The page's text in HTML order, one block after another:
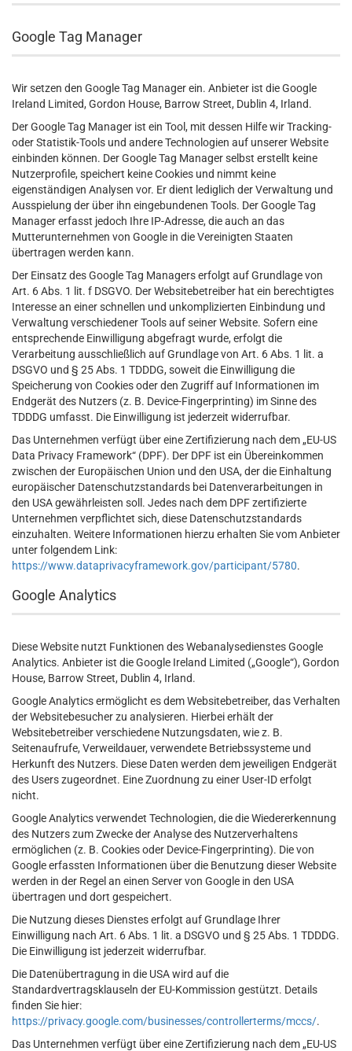
Google Tag Manager
Wir setzen den Google Tag Manager ein. Anbieter ist die Google
Ireland Limited, Gordon House, Barrow Street, Dublin 4, Irland.
Der Google Tag Manager ist ein Tool, mit dessen Hilfe wir Tracking-
oder Statistik-Tools und andere Technologien auf unserer Website
einbinden können. Der Google Tag Manager selbst erstellt keine
Nutzerprofile, speichert keine Cookies und nimmt keine
eigenständigen Analysen vor. Er dient lediglich der Verwaltung und
Ausspielung der über ihn eingebundenen Tools. Der Google Tag
Manager erfasst jedoch Ihre IP-Adresse, die auch an das
Mutterunternehmen von Google in die Vereinigten Staaten
übertragen werden kann.
Der Einsatz des Google Tag Managers erfolgt auf Grundlage von
Art. 6 Abs. 1 lit. f DSGVO. Der Websitebetreiber hat ein berechtigtes
Interesse an einer schnellen und unkomplizierten Einbindung und
Verwaltung verschiedener Tools auf seiner Website. Sofern eine
entsprechende Einwilligung abgefragt wurde, erfolgt die
Verarbeitung ausschließlich auf Grundlage von Art. 6 Abs. 1 lit. a
DSGVO und § 25 Abs. 1 TDDDG, soweit die Einwilligung die
Speicherung von Cookies oder den Zugriff auf Informationen im
Endgerät des Nutzers (z. B. Device-Fingerprinting) im Sinne des
TDDDG umfasst. Die Einwilligung ist jederzeit widerrufbar.
Das Unternehmen verfügt über eine Zertifizierung nach dem „EU-US
Data Privacy Framework“ (DPF). Der DPF ist ein Übereinkommen
zwischen der Europäischen Union und den USA, der die Einhaltung
europäischer Datenschutzstandards bei Datenverarbeitungen in
den USA gewährleisten soll. Jedes nach dem DPF zertifizierte
Unternehmen verpflichtet sich, diese Datenschutzstandards
einzuhalten. Weitere Informationen hierzu erhalten Sie vom Anbieter
unter folgendem Link:
https://www.dataprivacyframework.gov/participant/5780.
Google Analytics
Diese Website nutzt Funktionen des Webanalysedienstes Google
Analytics. Anbieter ist die Google Ireland Limited („Google“), Gordon
House, Barrow Street, Dublin 4, Irland.
Google Analytics ermöglicht es dem Websitebetreiber, das Verhalten
der Websitebesucher zu analysieren. Hierbei erhält der
Websitebetreiber verschiedene Nutzungsdaten, wie z. B.
Seitenaufrufe, Verweildauer, verwendete Betriebssysteme und
Herkunft des Nutzers. Diese Daten werden dem jeweiligen Endgerät
des Users zugeordnet. Eine Zuordnung zu einer User-ID erfolgt
nicht.
Google Analytics verwendet Technologien, die die Wiedererkennung
des Nutzers zum Zwecke der Analyse des Nutzerverhaltens
ermöglichen (z. B. Cookies oder Device-Fingerprinting). Die von
Google erfassten Informationen über die Benutzung dieser Website
werden in der Regel an einen Server von Google in den USA
übertragen und dort gespeichert.
Die Nutzung dieses Dienstes erfolgt auf Grundlage Ihrer
Einwilligung nach Art. 6 Abs. 1 lit. a DSGVO und § 25 Abs. 1 TDDDG.
Die Einwilligung ist jederzeit widerrufbar.
Die Datenübertragung in die USA wird auf die
Standardvertragsklauseln der EU-Kommission gestützt. Details
finden Sie hier:
https://privacy.google.com/businesses/controllerterms/mccs/.
Das Unternehmen verfügt über eine Zertifizierung nach dem „EU-US